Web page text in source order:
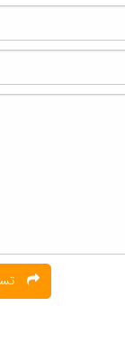
تسجیل الآراء